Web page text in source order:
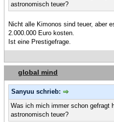
astronomisch teuer?
Nicht alle Kimonos sind teuer, aber
2.000.000 Euro kosten.
Ist eine Prestigefrage.
global mind
Sanyuu schrieb:
Was ich mich immer schon gefragt
astronomisch teuer?